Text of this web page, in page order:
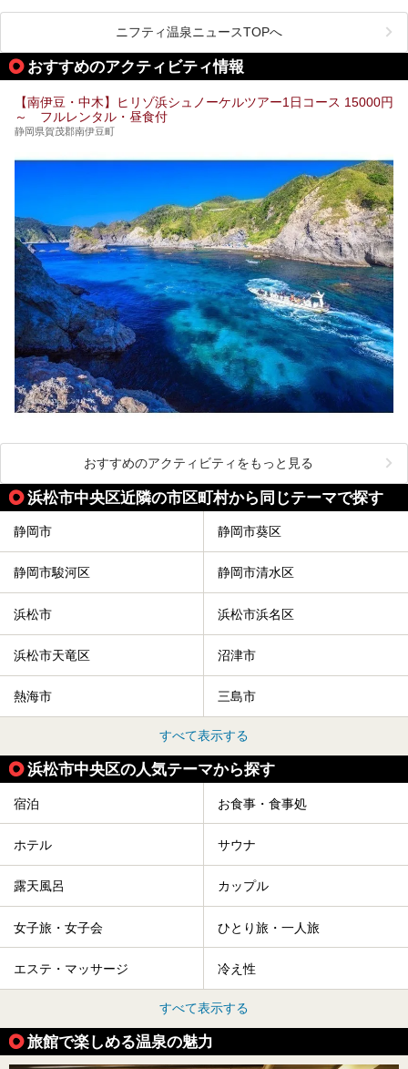
地下に眠る源泉を加水・加温・消毒無し、さらには途中過程
で空気にも触れさせることなく浴槽まで提供。「究極の源泉
かけ流し」と言っても決して過言ではありません。
今回、桜田温泉「山芳園」の“温泉”を中心に、その魅力を詳
細レポート。また口コミの評判も非常に高い宿であり、客室
や食事も併せて徹底紹介します！
ニフティ温泉ニュースTOPへ
おすすめのアクティビティ情報
【南伊豆・中木】ヒリゾ浜シュノーケルツアー1日コース 15000円
～ フルレンタル・昼食付
静岡県賀茂郡南伊豆町
おすすめのアクティビティをもっと見る
浜松市中央区近隣の市区町村から同じテーマで探す
静岡市 静岡市葵区
静岡市駿河区 静岡市清水区
浜松市 浜松市浜名区
浜松市天竜区 沼津市
熱海市 三島市
すべて表示する
浜松市中央区の人気テーマから探す
宿泊 お食事・食事処
ホテル サウナ
露天風呂 カップル
女子旅・女子会 ひとり旅・一人旅
エステ・マッサージ 冷え性
すべて表示する
旅館で楽しめる温泉の魅力